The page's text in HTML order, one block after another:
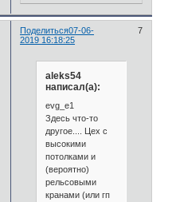
Поделиться 7
07-06-
2019 16:18:25
aleks54
написал(а):
evg_e1
Здесь что-то
другое.... Цех с
высокими
потолками и
(вероятно)
рельсовыми
кранами (или гп